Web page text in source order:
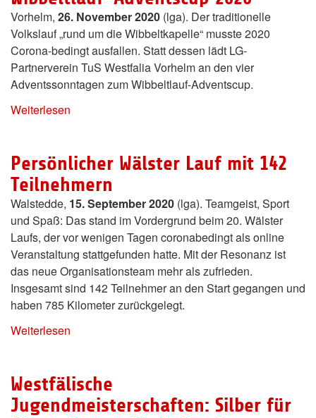
Vorhelm, 26. November 2020 (lga). Der traditionelle
Volkslauf „rund um die Wibbeltkapelle“ musste 2020
Corona-bedingt ausfallen. Statt dessen lädt LG-
Partnerverein TuS Westfalia Vorhelm an den vier
Adventssonntagen zum Wibbeltlauf-Adventscup.
Weiterlesen
Persönlicher Wälster Lauf mit 142
Teilnehmern
Walstedde, 15. September 2020 (lga). Teamgeist, Sport
und Spaß: Das stand im Vordergrund beim 20. Wälster
Laufs, der vor wenigen Tagen coronabedingt als online
Veranstaltung stattgefunden hatte. Mit der Resonanz ist
das neue Organisationsteam mehr als zufrieden.
Insgesamt sind 142 Teilnehmer an den Start gegangen und
haben 785 Kilometer zurückgelegt.
Weiterlesen
Westfälische
Jugendmeisterschaften: Silber für